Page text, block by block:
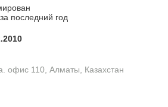
последний год
офис 110, Алматы, Казахстан